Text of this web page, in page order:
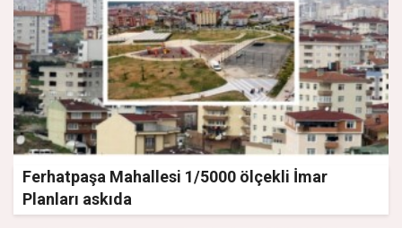
Ferhatpaşa Mahallesi 1/5000 ölçekli İmar
Planları askıda